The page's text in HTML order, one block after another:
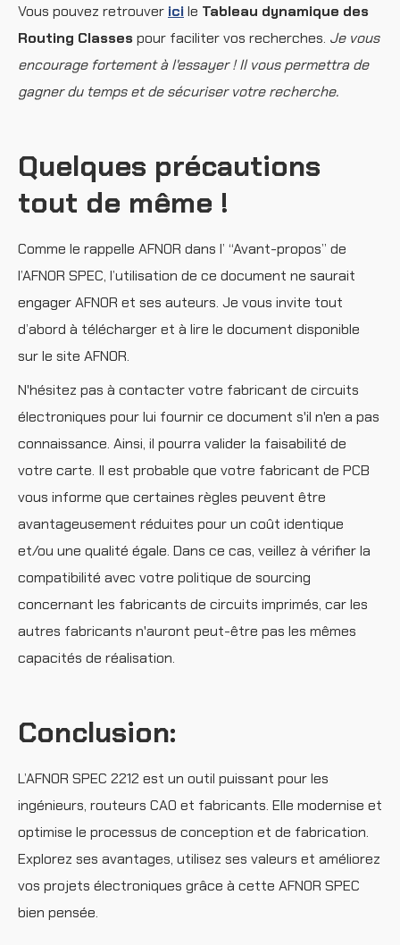
Vous pouvez retrouver icile Tableau dynamique des
Routing Classes pour faciliter vos recherches. Je vous
encourage fortement à l'essayer ! Il vous permettra de
gagner du temps et de sécuriser votre recherche.
Quelques précautions
tout de même !
Comme le rappelle AFNOR dans l’ “Avant-propos” de
l’AFNOR SPEC, l’utilisation de ce document ne saurait
engager AFNOR et ses auteurs. Je vous invite tout
d’abord à télécharger et à lire le document disponible
sur le site AFNOR.
N'hésitez pas à contacter votre fabricant de circuits
électroniques pour lui fournir ce document s'il n'en a pas
connaissance. Ainsi, il pourra valider la faisabilité de
votre carte. Il est probable que votre fabricant de PCB
vous informe que certaines règles peuvent être
avantageusement réduites pour un coût identique
et/ou une qualité égale. Dans ce cas, veillez à vérifier la
compatibilité avec votre politique de sourcing
concernant les fabricants de circuits imprimés, car les
autres fabricants n'auront peut-être pas les mêmes
capacités de réalisation.
Conclusion:
L’AFNOR SPEC 2212 est un outil puissant pour les
ingénieurs, routeurs CAO et fabricants. Elle modernise et
optimise le processus de conception et de fabrication.
Explorez ses avantages, utilisez ses valeurs et améliorez
vos projets électroniques grâce à cette AFNOR SPEC
bien pensée.